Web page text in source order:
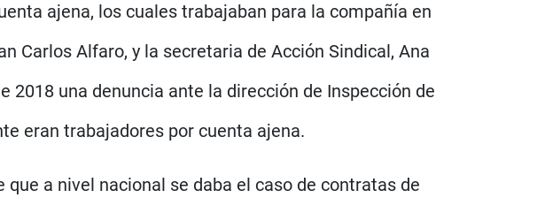
ajena, los cuales trabajaban para la compañía en
Carlos Alfaro, y la secretaria de Acción Sindical, Ana
2018 una denuncia ante la dirección de Inspección de
eran trabajadores por cuenta ajena.
a nivel nacional se daba el caso de contratas de